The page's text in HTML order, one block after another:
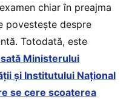
chiar în preajma
povestește despre
Totodată, este
Ministerului
și Institutului Național
se cere scoaterea